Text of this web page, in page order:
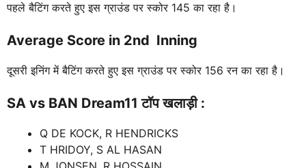
पहले बैटिंग करते हुए इस ग्राउंड पर स्कोर 145 का रहा है।
Average Score in 2nd Inning
दूसरी इनिंग में बैटिंग करते हुए इस ग्राउंड पर स्कोर 156 रन का रहा है।
SA vs BAN Dream11 टॉप खलाड़ी :
Q DE KOCK, R HENDRICKS
T HRIDOY, S AL HASAN